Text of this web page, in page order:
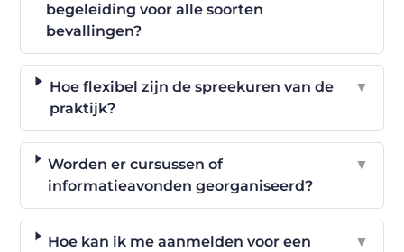
begeleiding voor alle soorten
bevallingen?
Hoe flexibel zijn de spreekuren van de
praktijk?
▼
Worden er cursussen of
informatieavonden georganiseerd?
▼
Hoe kan ik me aanmelden voor een
▼